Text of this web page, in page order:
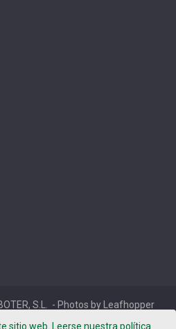
sitio web. Leerse nuestra política
S.L. - Photos by Leafhopper
-Política de privacidad Aviso